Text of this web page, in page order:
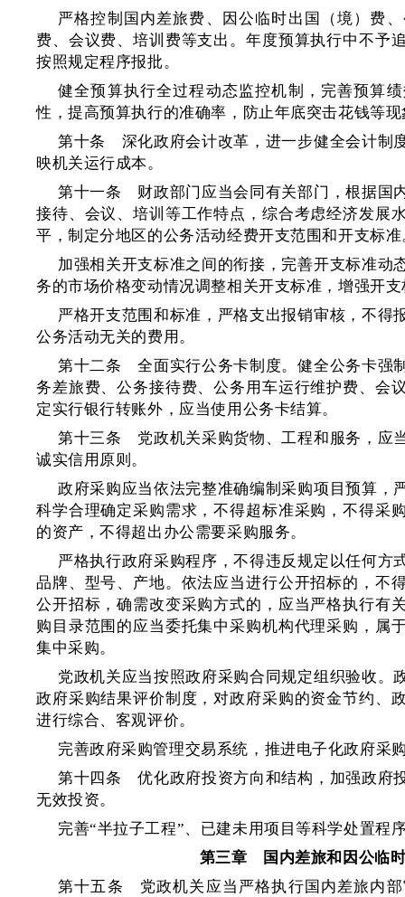
严格控制国内差旅费、因公临时出国（境）费
费、会议费、培训费等支出。年度预算执行中不予
按照规定程序报批。
健全预算执行全过程动态监控机制，完善预算
性，提高预算执行的准确率，防止年底突击花钱等
第十条 深化政府会计改革，进一步健全会计制
映机关运行成本。
第十一条 财政部门应当会同有关部门，根据国
接待、会议、培训等工作特点，综合考虑经济发展
平，制定分地区的公务活动经费开支范围和开支标准
加强相关开支标准之间的衔接，完善开支标准动
务的市场价格变动情况调整相关开支标准，增强开
严格开支范围和标准，严格支出报销审核，不得
公务活动无关的费用。
第十二条 全面实行公务卡制度。健全公务卡强
务差旅费、公务接待费、公务用车运行维护费、会
定实行银行转账外，应当使用公务卡结算。
第十三条 党政机关采购货物、工程和服务，应
诚实信用原则。
政府采购应当依法完整准确编制采购项目预算，
科学合理确定采购需求，不得超标准采购，不得采
的资产，不得超出办公需要采购服务。
严格执行政府采购程序，不得违反规定以任何方
品牌、型号、产地。依法应当进行公开招标的，不
公开招标，确需改变采购方式的，应当严格执行有
购目录范围的应当委托集中采购机构代理采购，属
集中采购。
党政机关应当按照政府采购合同规定组织验收。
政府采购结果评价制度，对政府采购的资金节约、
进行综合、客观评价。
完善政府采购管理交易系统，推进电子化政府采
第十四条 优化政府投资方向和结构，加强政府
无效投资。
完善“半拉子工程”、已建未用项目等科学处置程
第三章 国内差旅和因公临
第十五条 党政机关应当严格执行国内差旅内